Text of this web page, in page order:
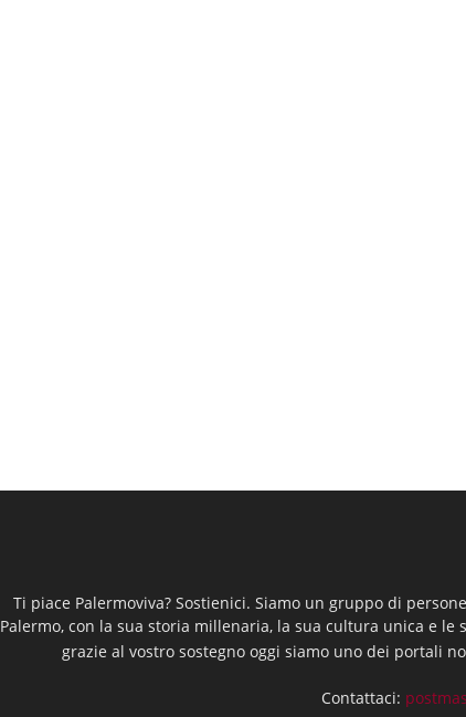
Ti piace Palermoviva? Sostienici. Siamo un gruppo di
Palermo, con la sua storia millenaria, la sua cultura unica e
grazie al vostro sostegno oggi siamo uno dei portali
Contattaci: